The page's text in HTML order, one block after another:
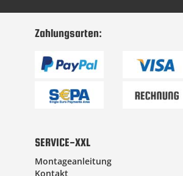
Zahlungsarten:
SERVICE-XXL
Montageanleitung
Kontakt